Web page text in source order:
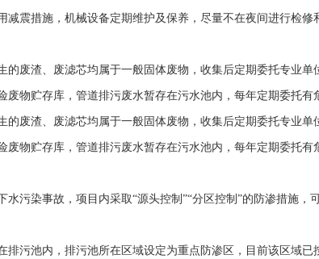
减震措施，机械设备定期维护及保养，尽量不在夜间进行检修
的废渣、废滤芯均属于一般固体废物，收集后定期委托专业
废物贮存库，管道排污废水暂存在污水池内，每年定期委托有
的废渣、废滤芯均属于一般固体废物，收集后定期委托专业
废物贮存库，管道排污废水暂存在污水池内，每年定期委托有
水污染事故，项目内采取“源头控制”“分区控制”的防渗措施
排污池内，排污池所在区域设定为重点防渗区，目前该区域